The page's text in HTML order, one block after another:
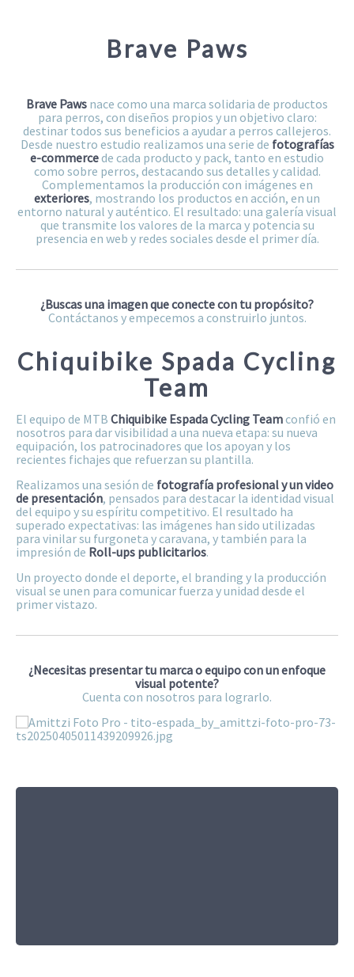
Brave Paws
Brave Paws nace como una marca solidaria de productos
para perros, con diseños propios y un objetivo claro:
destinar todos sus beneficios a ayudar a perros callejeros.
Desde nuestro estudio realizamos una serie de fotografías
e-commercede cada producto y pack, tanto en estudio
como sobre perros, destacando sus detalles y calidad.
Complementamos la producción con imágenes en
exteriores, mostrando los productos en acción, en un
entorno natural y auténtico. El resultado: una galería visual
que transmite los valores de la marca y potencia su
presencia en web y redes sociales desde el primer día.
¿Buscas una imagen que conecte con tu propósito?
Contáctanos y empecemos a construirlo juntos.
Chiquibike Spada Cycling
Team
El equipo de MTB Chiquibike Espada Cycling Teamconfió en
nosotros para dar visibilidad a una nueva etapa: su nueva
equipación, los patrocinadores que los apoyan y los
recientes fichajes que refuerzan su plantilla.
Realizamos una sesión de fotografía profesional y un video
de presentación, pensados para destacar la identidad visual
del equipo y su espíritu competitivo. El resultado ha
superado expectativas: las imágenes han sido utilizadas
para vinilar su furgoneta y caravana, y también para la
impresión de Roll-ups publicitarios.
Un proyecto donde el deporte, el branding y la producción
visual se unen para comunicar fuerza y unidad desde el
primer vistazo.
¿Necesitas presentar tu marca o equipo con un enfoque
visual potente?
Cuenta con nosotros para lograrlo.